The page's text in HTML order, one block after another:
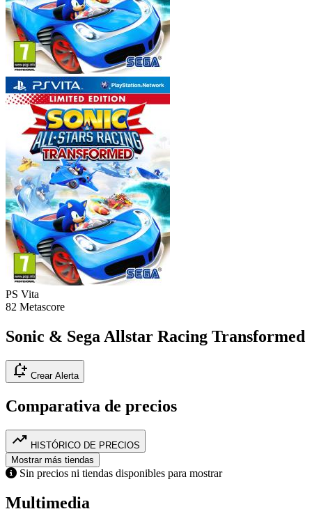
PS Vita
82 Metascore
Sonic & Sega Allstar Racing Transformed
notification_add Crear Alerta
Comparativa de precios
trending_up HISTÓRICO DE PRECIOS
Mostrar más tiendas
Sin precios ni tiendas disponibles para mostrar
Multimedia